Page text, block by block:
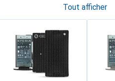
Tout afficher